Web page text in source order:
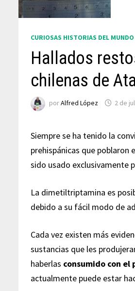
CURIOSAS HISTORIAS DEL MUNDO
Hallados
chilenas de
porAlfred López 2 de
Siempre se ha tenido la
prehispánicas que poblaron
sido usado exclusivamente
La dimetiltriptamina es
debido a su fácil modo de
Cada vez existen más
sustancias que les
haberlas consumido con
actualmente puede estar